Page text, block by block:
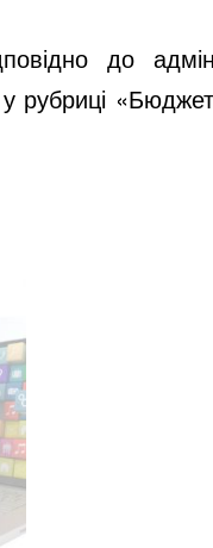
до
рубриці